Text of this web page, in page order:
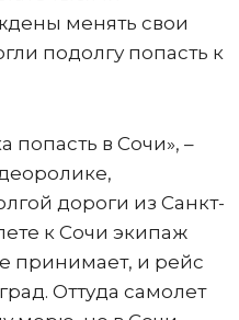
менять свои
подолгу попасть к
попасть в Сочи», –
дороги из Санкт-
к Сочи экипаж
принимает, и рейс
Оттуда самолет